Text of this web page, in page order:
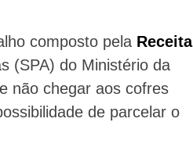
composto pela Receita
(SPA) do Ministério da
não chegar aos cofres
de parcelar o